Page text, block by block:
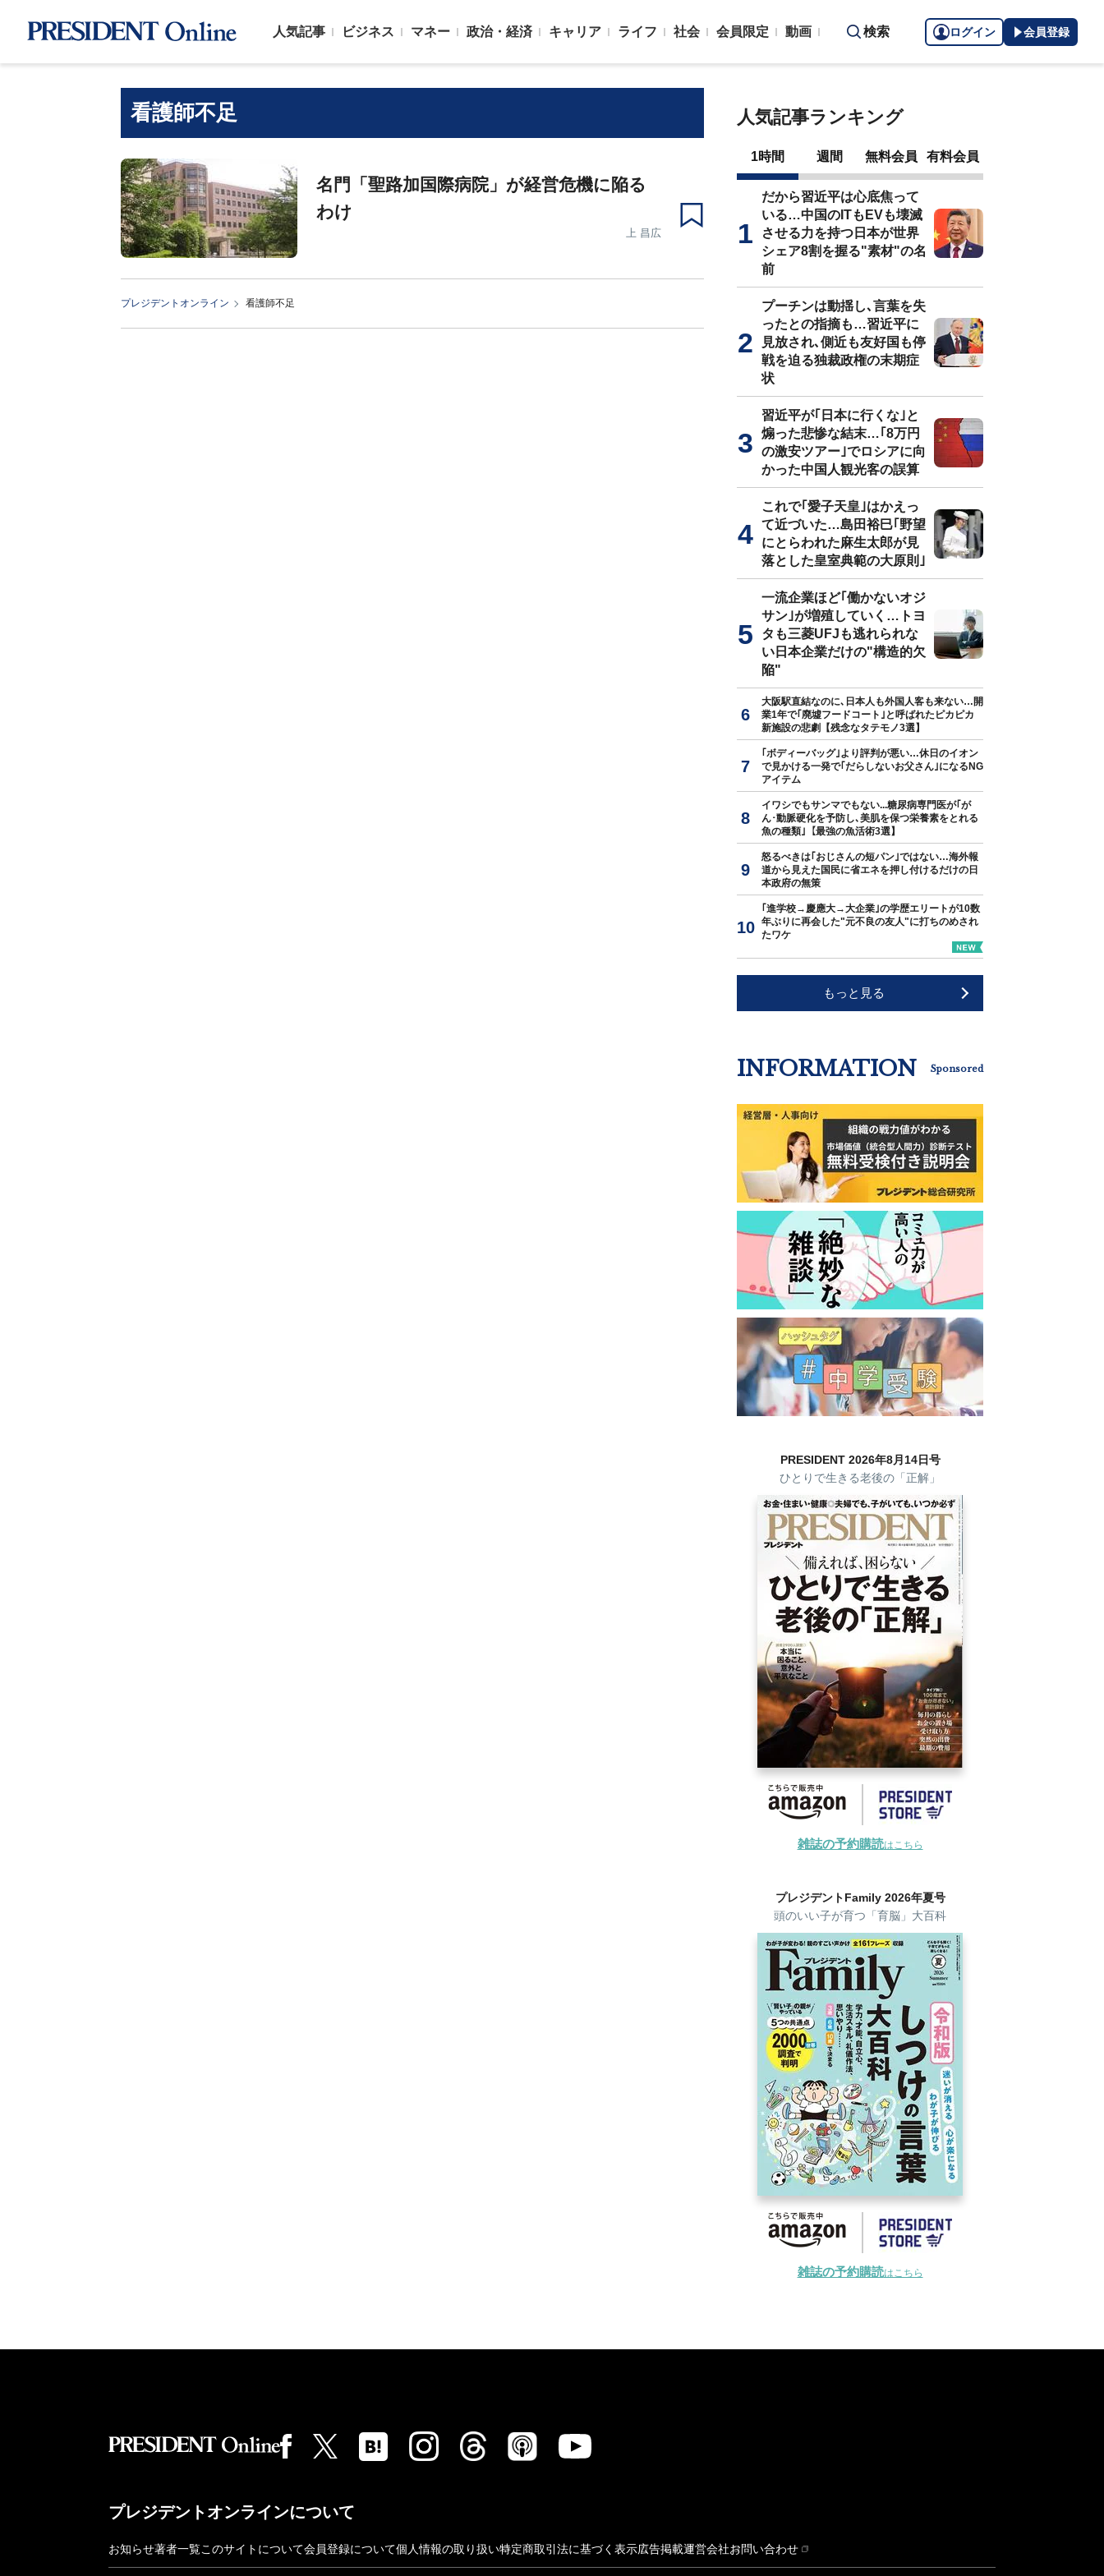
人気記事 ビジネス マネー 政治・経済 キャリア ライフ 社会 会員限定 動画 検索 ログイン 会員登録
看護師不足
名門「聖路加国際病院」が経営危機に陥る
わけ
上 昌広
プレジデントオンライン 看護師不足
人気記事ランキング
1時間 週間 無料会員 有料会員
だから習近平は心底焦って
いる…中国のITもEVも壊滅
させる力を持つ日本が世界
シェア8割を握る"素材"の名
前
プーチンは動揺し､言葉を失
ったとの指摘も…習近平に
見放され､側近も友好国も停
戦を迫る独裁政権の末期症
状
習近平が｢日本に行くな｣と
煽った悲惨な結末…｢8万円
の激安ツアー｣でロシアに向
かった中国人観光客の誤算
これで｢愛子天皇｣はかえっ
て近づいた…島田裕巳｢野望
にとらわれた麻生太郎が見
落とした皇室典範の大原則｣
一流企業ほど｢働かないオジ
サン｣が増殖していく…トヨ
タも三菱UFJも逃れられな
い日本企業だけの"構造的欠
陥"
大阪駅直結なのに､日本人も外国人客も来ない…開
業1年で｢廃墟フードコート｣と呼ばれたピカピカ
新施設の悲劇【残念なタテモノ3選】
｢ボディーバッグ｣より評判が悪い…休日のイオン
で見かける一発で｢だらしないお父さん｣になるNG
アイテム
イワシでもサンマでもない...糖尿病専門医が｢が
ん･動脈硬化を予防し､美肌を保つ栄養素をとれる
魚の種類｣【最強の魚活術3選】
怒るべきは｢おじさんの短パン｣ではない…海外報
道から見えた国民に省エネを押し付けるだけの日
本政府の無策
｢進学校→慶應大→大企業｣の学歴エリートが10数
年ぶりに再会した"元不良の友人"に打ちのめされ
たワケ
もっと見る
INFORMATION Sponsored
PRESIDENT 2026年8月14日号
ひとりで生きる老後の「正解」
雑誌の予約購読はこちら
プレジデントFamily 2026年夏号
頭のいい子が育つ「育脳」大百科
雑誌の予約購読はこちら
プレジデントオンラインについて
お知らせ著者一覧このサイトについて会員登録について個人情報の取り扱い特定商取引法に基づく表示広告掲載運営会社お問い合わせ